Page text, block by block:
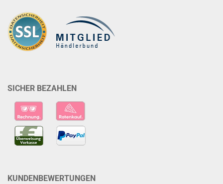
SICHER BEZAHLEN
KUNDENBEWERTUNGEN